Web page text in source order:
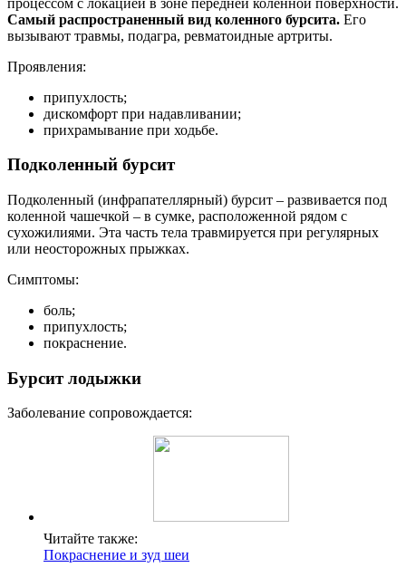
Самый распространенный вид коленного бурсита. Его
вызывают травмы, подагра, ревматоидные артриты.
Проявления:
припухлость;
дискомфорт при надавливании;
прихрамывание при ходьбе.
Подколенный бурсит
Подколенный (инфрапателлярный) бурсит – развивается под
коленной чашечкой – в сумке, расположенной рядом с
сухожилиями. Эта часть тела травмируется при регулярных
или неосторожных прыжках.
Симптомы:
боль;
припухлость;
покраснение.
Бурсит лодыжки
Заболевание сопровождается:
Читайте также:
Покраснение и зуд шеи